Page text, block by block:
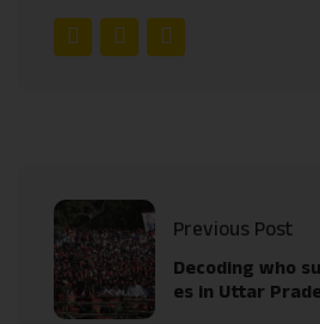
Previous Post
Decoding who
es in Uttar